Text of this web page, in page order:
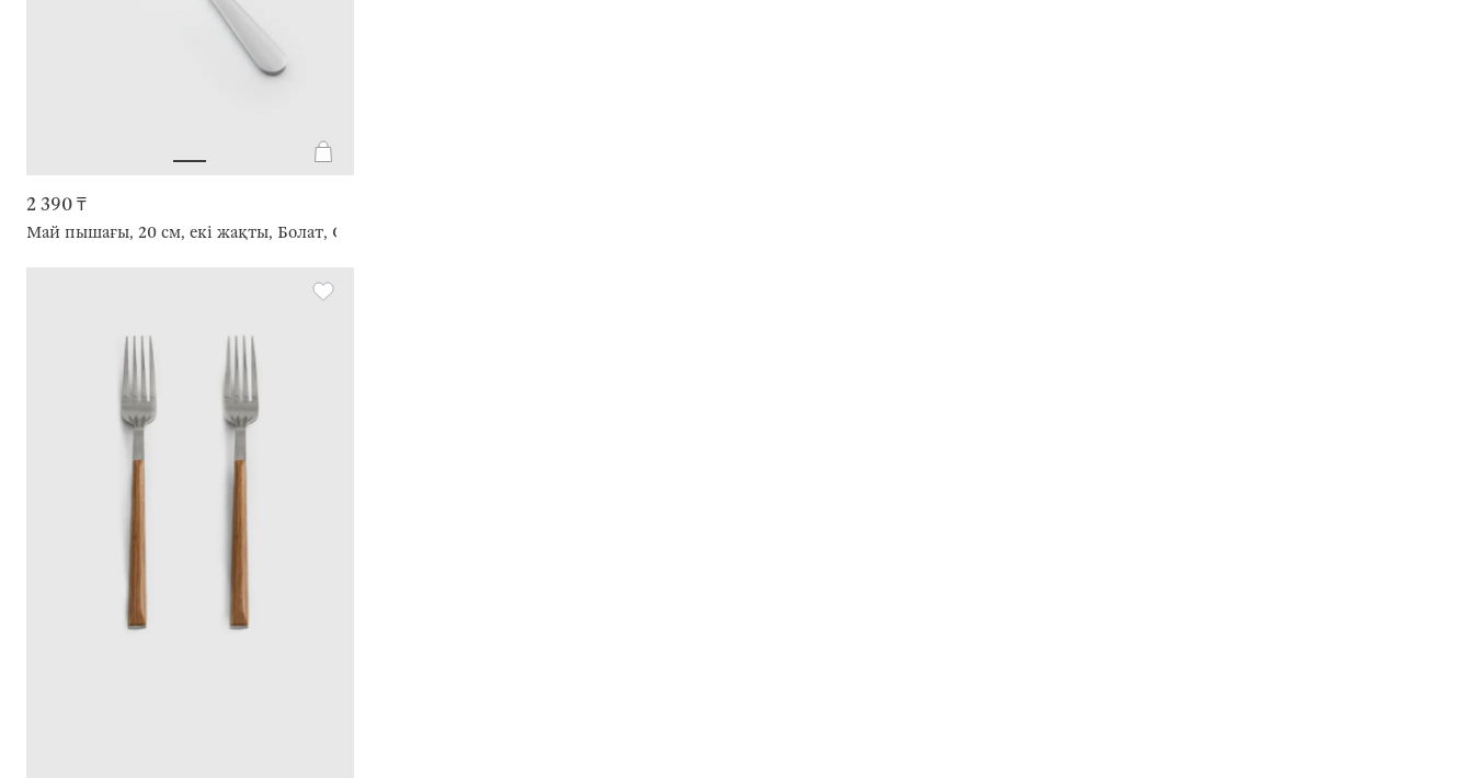
2 390 ₸
Май пышағы, 20 см, екі жақты, Болат, Classic